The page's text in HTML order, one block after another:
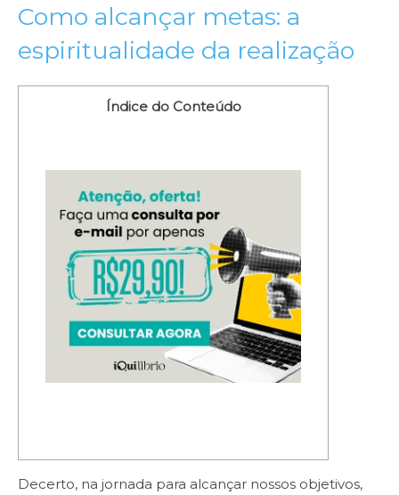
Como alcançar metas: a
espiritualidade da realização
Índice do Conteúdo
Decerto, na jornada para alcançar nossos objetivos,